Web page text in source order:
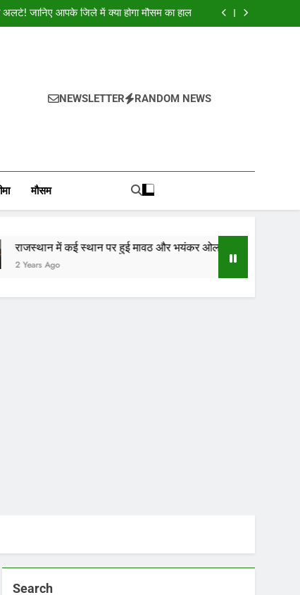
जानिए आपके जिले में क्या होगा मौसम का हाल
ओलाव्रष्टि, जाने कितने दिनों तक रहेगा(आड़म)
पर हुई मावठ, राजस्थान के 10 जिलों में बारिश का
अलर्ट जारी
NEWSLETTER RANDOM NEWS
मौसम
पर हुई मावठ और भयंकर ओलाव्रष्टि, जाने कितने दिनों तक रहेगा(आड़म)
Search